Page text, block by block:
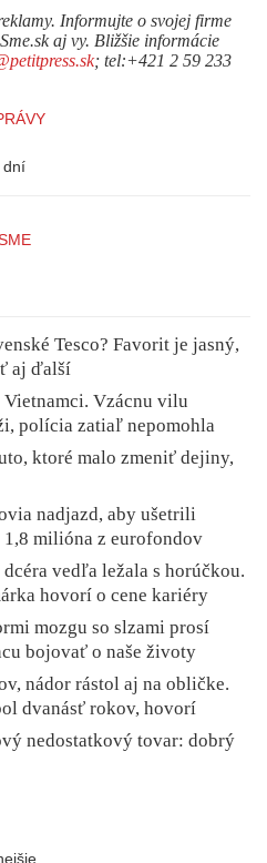
Informujte o svojej firme
aj vy. Bližšie informácie
; tel:+421 2 59 233
dní
Tesco? Favorit je jasný,
aj ďalší
Vzácnu vilu
polícia zatiaľ nepomohla
ktoré malo zmeniť dejiny,
nadjazd, aby ušetrili
milióna z eurofondov
vedľa ležala s horúčkou.
hovorí o cene kariéry
mozgu so slzami prosí
bojovať o naše životy
nádor rástol aj na obličke.
dvanásť rokov, hovorí
nedostatkový tovar: dobrý